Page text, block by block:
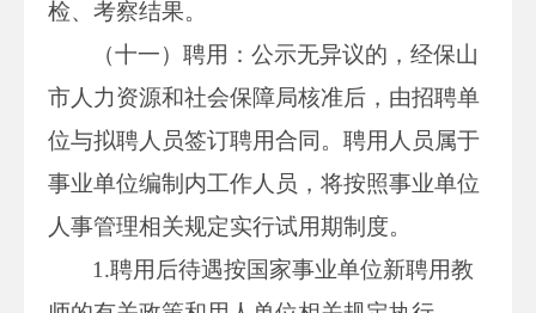
检、考察结果。
（十一）聘用：公示无异议的，经保山
市人力资源和社会保障局核准后，由招聘单
位与拟聘人员签订聘用合同。聘用人员属于
事业单位编制内工作人员，将按照事业单位
人事管理相关规定实行试用期制度。
1.聘用后待遇按国家事业单位新聘用教